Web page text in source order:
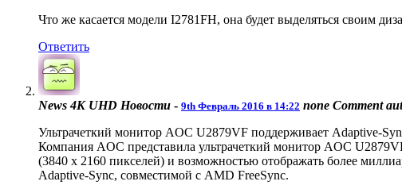
Что же касается модели I2781FH, она будет выделяться своим
Ответить
News 4K UHD Новости - 9th Февраль 2016 в 14:22 none Comment
Ультрачеткий монитор AOC U2879VF поддерживает Adaptive-
Компания AOC представила ультрачеткий монитор AOC
(3840 x 2160 пикселей) и возможностью отображать более
Adaptive-Sync, совместимой с AMD FreeSync.